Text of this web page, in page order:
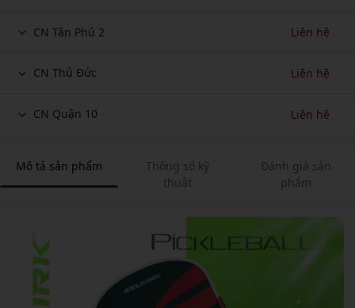
CN Tân Phú 2 Liên hệ
CN Thủ Đức Liên hệ
CN Quận 10 Liên hệ
Mô tả sản phẩm
Thông số kỹ
thuật
Đánh giá sản
phẩm